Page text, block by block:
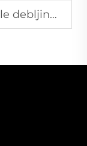
fleksibilnog pakiranja